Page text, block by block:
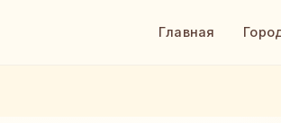
Главная